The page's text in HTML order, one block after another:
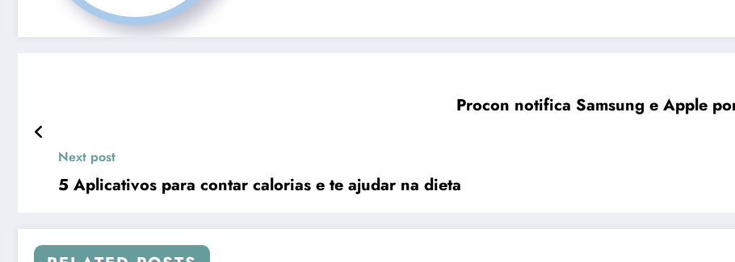
Procon notifica Samsung e Apple
Next post
5 Aplicativos para contar calorias e te ajudar na dieta